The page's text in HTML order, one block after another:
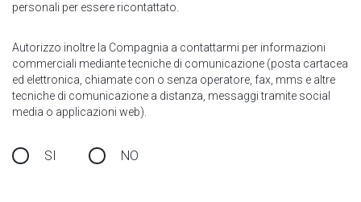
personali per essere ricontattato.
Autorizzo inoltre la Compagnia a contattarmi per informazioni
commerciali mediante tecniche di comunicazione (posta cartacea
ed elettronica, chiamate con o senza operatore, fax, mms e altre
tecniche di comunicazione a distanza, messaggi tramite social
media o applicazioni web).
SI NO